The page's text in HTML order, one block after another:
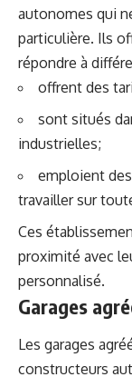
autonomes qui
particulière. Ils
répondre à
offrent des
sont situés
industrielles;
emploient
travailler sur
Ces
proximité avec
personnalisé.
Garages
Les garages
constructeurs